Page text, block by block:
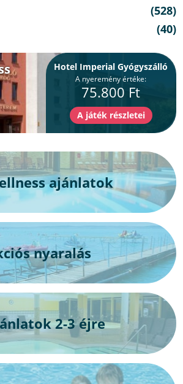
(528)
(40)
Hotel Imperial Gyógyszálló
A nyeremény értéke:
75.800 Ft
ajánlatok
nyaralás
2-3 éjre